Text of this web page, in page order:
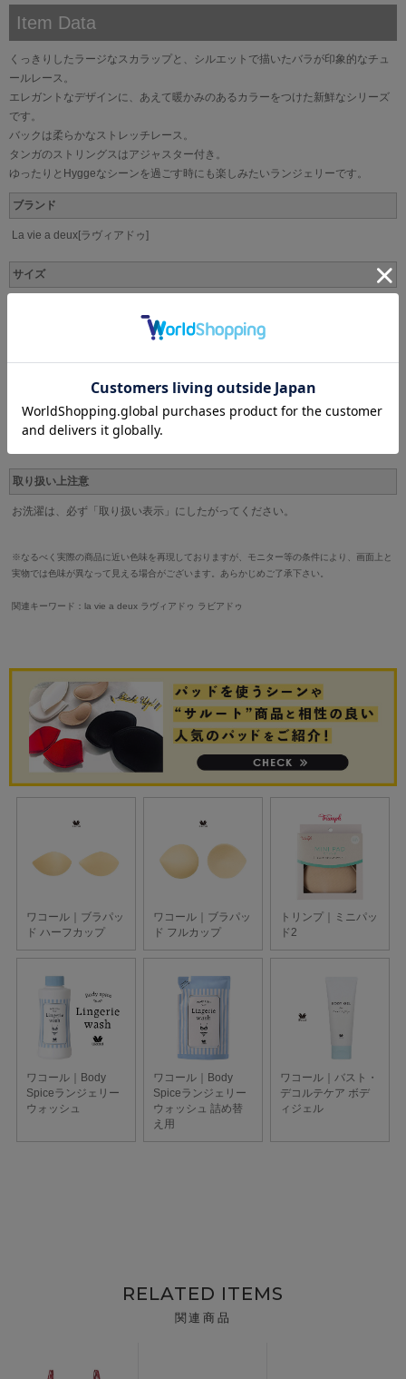
Item Data
くっきりしたラージなスカラップと、シルエットで描いたバラが印象的なチュ
ールレース。
エレガントなデザインに、あえて暖かみのあるカラーをつけた新鮮なシリーズ
です。
バックは柔らかなストレッチレース。
タンガのストリングスはアジャスター付き。
ゆったりとHyggeなシーンを過ごす時にも楽しみたいランジェリーです。
ブランド
La vie a deux[ラヴィアドゥ]
サイズ
素材
ナイロン、ポリエステル、その他
取り扱い上注意
お洗濯は、必ず「取り扱い表示」にしたがってください。
※なるべく実際の商品に近い色味を再現しておりますが、モニター等の条件により、画面上と
実物では色味が異なって見える場合がございます。あらかじめご了承下さい。
関連キーワード：la vie a deux ラヴィアドゥ ラビアドゥ
RELATED ITEMS
関連商品